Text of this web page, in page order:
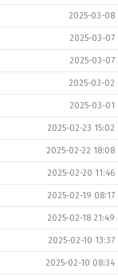
2025-03-08
2025-03-07
2025-03-07
2025-03-02
2025-03-01
2025-02-23 15:02
2025-02-22 18:08
2025-02-20 11:46
2025-02-19 08:17
2025-02-18 21:49
2025-02-10 13:37
2025-02-10 08:34